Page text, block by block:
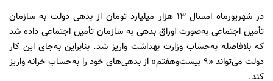
در شهریورماه امسال ۱۳ هزار میلیارد تومان از بدهی دولت به سازمان
تأمین اجتماعی به‌صورت اوراق بدهی به سازمان تأمین اجتماعی داده شد
که بلافاصله به‌حساب وزارت بهداشت واریز شد. بنابراین به‌جای این کار
دولت می‌تواند «۹ بیست‌و‌هفتم» از بدهی‌های خود را به‌حساب خزانه واریز
کند.